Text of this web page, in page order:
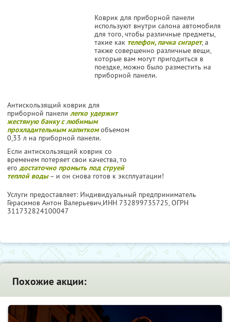
Коврик для приборной панели
используют внутри салона автомобиля
для того, чтобы различные предметы,
такие как телефон, пачка сигарет, а
также совершенно различные вещи,
которые вам могут пригодиться в
поездке, можно было разместить на
приборной панели.
Антискользящий коврик для
приборной панели легко удержит
жестяную банку с любимым
прохладительным напиткомобъемом
0,33 л на приборной панели.
Если антискользящий коврик со
временем потеряет свои качества, то
его достаточно промыть под струей
теплой воды– и он снова готов к эксплуатации!
Услуги предоставляет: Индивидуальный предприниматель
Герасимов Антон Валерьевич,ИНН 732899735725, ОГРН
311732824100047
Похожие акции: